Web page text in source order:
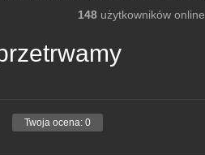
148użytkowników online
Twoja ocena: 0